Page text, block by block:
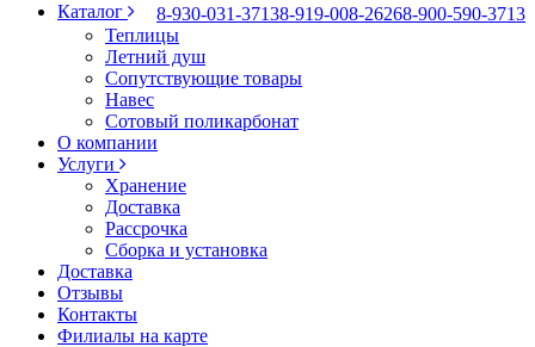
8-930-031-37138-919-008-26268-900-590-3713
Каталог
Теплицы
Летний душ
Сопутствующие товары
Навес
Сотовый поликарбонат
О компании
Услуги
Хранение
Доставка
Рассрочка
Сборка и установка
Доставка
Отзывы
Контакты
Филиалы на карте